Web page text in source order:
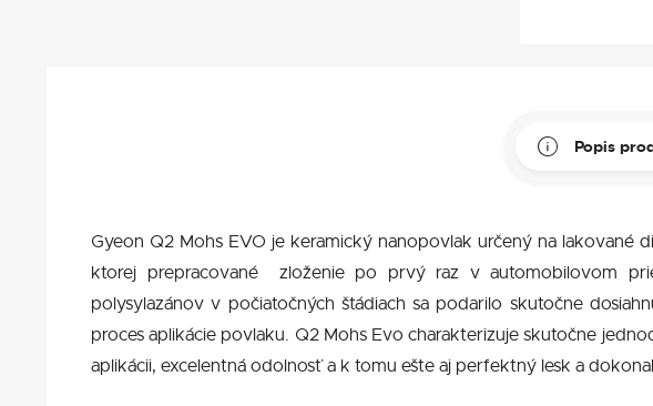
Popis
Gyeon Q2 Mohs EVO je keramický nanopovlak určený na
ktorej prepracované zloženie po prvý raz v automobilovom
polysylazánov v počiatočných štádiach sa podarilo skutočne
proces aplikácie povlaku. Q2 Mohs Evo charakterizuje skutočne
aplikácii, excelentná odolnosť a k tomu ešte aj perfektný lesk a